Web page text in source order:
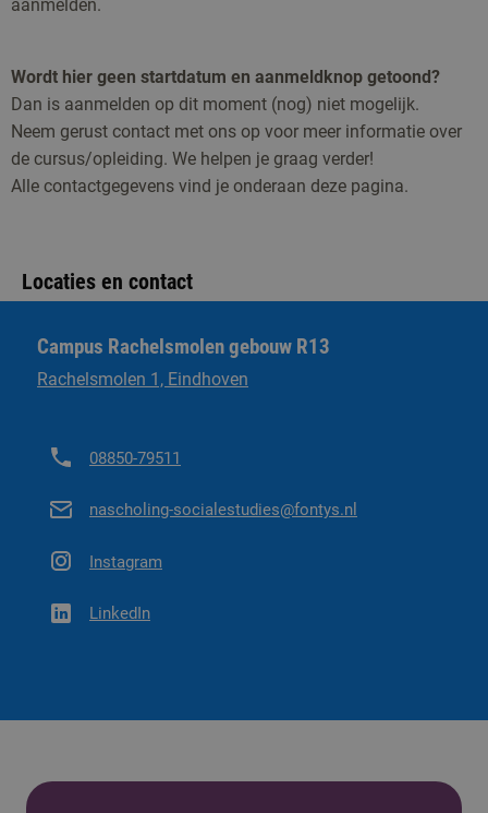
aanmelden.
Wordt hier geen startdatum en aanmeldknop getoond?
Dan is aanmelden op dit moment (nog) niet mogelijk.
Neem gerust contact met ons op voor meer informatie over
de cursus/opleiding. We helpen je graag verder!
Alle contactgegevens vind je onderaan deze pagina.
Locaties en contact
Campus Rachelsmolen gebouw R13
Rachelsmolen 1, Eindhoven
08850-79511
nascholing-socialestudies@fontys.nl
Instagram
LinkedIn